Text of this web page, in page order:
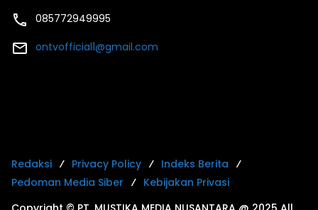
085772949995
ontvofficial1@gmail.com
Redaksi Privacy Policy
Indeks Berita
Pedoman Media Siber
Kebijakan Privasi